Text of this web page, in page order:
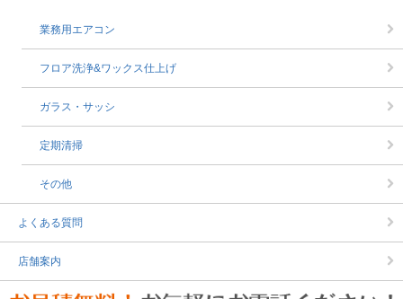
業務用エアコン
フロア洗浄&ワックス仕上げ
ガラス・サッシ
定期清掃
その他
よくある質問
店舗案内